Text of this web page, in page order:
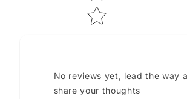
No reviews yet, lead the way
share your thoughts